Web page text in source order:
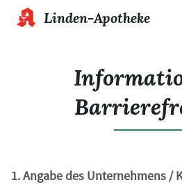
Linden-Apotheke
1. Angabe des Unternehmens /